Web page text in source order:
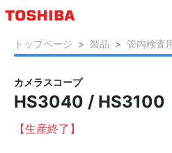
トップページ 製品 管内検査
カメラスコープ
HS3040 / HS3100
【生産終了】